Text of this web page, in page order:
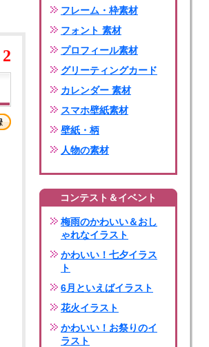
2
フレーム・枠素材
フォント 素材
プロフィール素材
グリーティングカード
カレンダー 素材
スマホ壁紙素材
壁紙・柄
人物の素材
コンテスト＆イベント
梅雨のかわいい＆おし
ゃれなイラスト
かわいい！七夕イラス
ト
6月といえばイラスト
花火イラスト
かわいい！お祭りのイ
ラスト